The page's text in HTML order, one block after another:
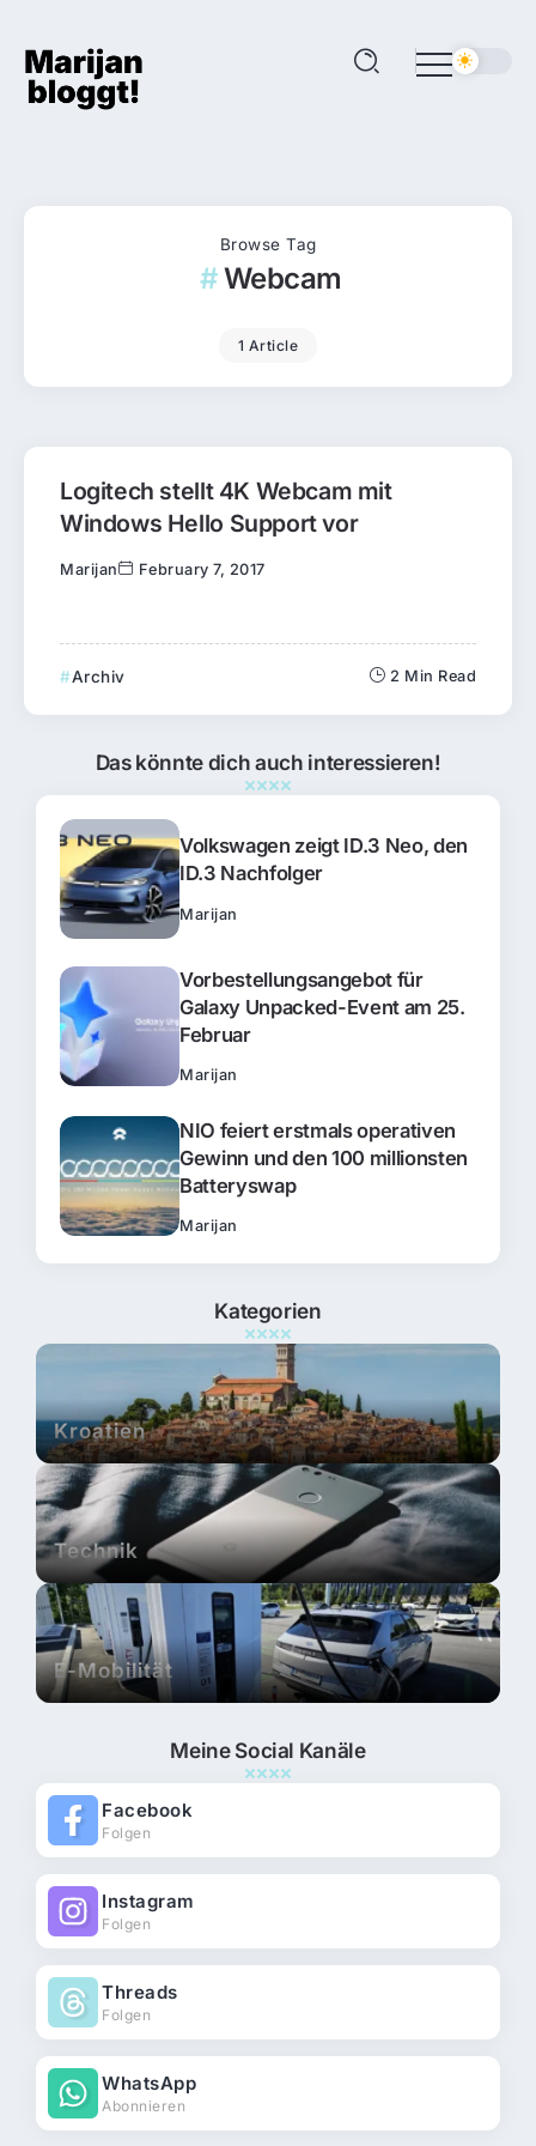
Browse Tag
Webcam
1 Article
Logitech stellt 4K Webcam mit
Windows Hello Support vor
Marijan February 7, 2017
Archiv 2 Min Read
Das könnte dich auch interessieren!
Volkswagen zeigt ID.3 Neo, den
ID.3 Nachfolger
Marijan
Vorbestellungsangebot für
Galaxy Unpacked-Event am 25.
Februar
Marijan
NIO feiert erstmals operativen
Gewinn und den 100 millionsten
Batteryswap
Marijan
Kategorien
Kroatien
Technik
E-Mobilität
Meine Social Kanäle
Facebook
Folgen
Instagram
Folgen
Threads
Folgen
WhatsApp
Abonnieren